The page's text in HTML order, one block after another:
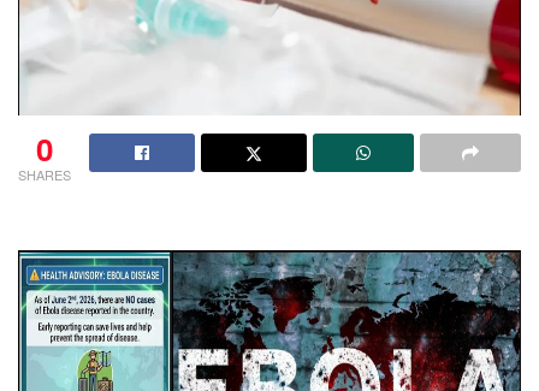
0
SHARES